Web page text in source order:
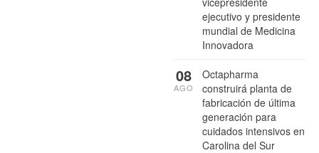
ejecutivo y presidente
mundial de Medicina
Innovadora
Octapharma
construirá planta de
fabricación de última
generación para
cuidados intensivos en
Carolina del Sur
08
AGO